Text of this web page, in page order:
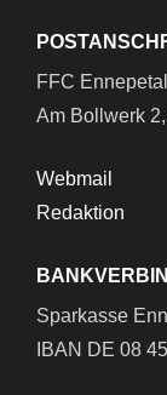
FFC
Am Bollwerk
Webmail
Redaktion
Sparkasse
IBAN DE 08